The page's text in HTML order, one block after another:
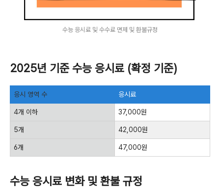
수능 응시료 및 수수료 면제 및 환불규정
2025년 기준 수능 응시료 (확정 기준)
응시 영역 수 응시료
4개 이하 37,000원
5개 42,000원
6개 47,000원
수능 응시료 변화 및 환불 규정